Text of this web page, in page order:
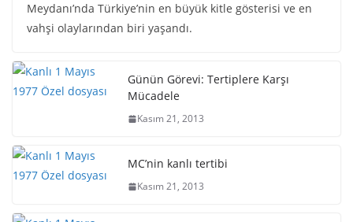
Meydanı’nda Türkiye’nin en büyük kitle gösterisi ve en
vahşi olaylarından biri yaşandı.
Günün Görevi: Tertiplere Karşı
Mücadele
Kasım 21, 2013
MC’nin kanlı tertibi
Kasım 21, 2013